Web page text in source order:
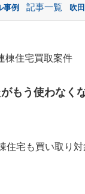
事例 記事一覧 吹
棟住宅買取案件
もう使わなく
住宅も買い取り